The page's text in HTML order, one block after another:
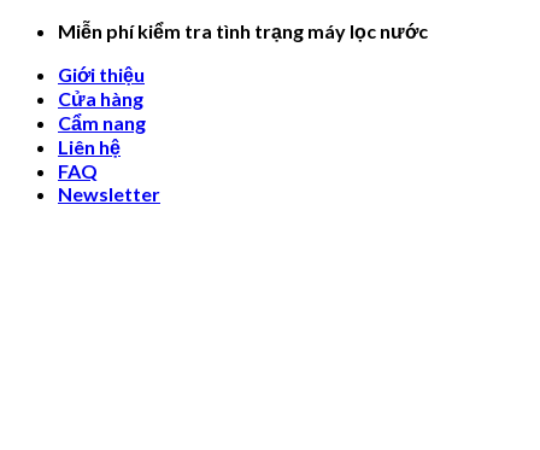
Skip
content
Miễn phí kiểm tra tình trạng máy lọc nước
Giới thiệu
Cửa hàng
Cẩm nang
Liên hệ
FAQ
Newsletter